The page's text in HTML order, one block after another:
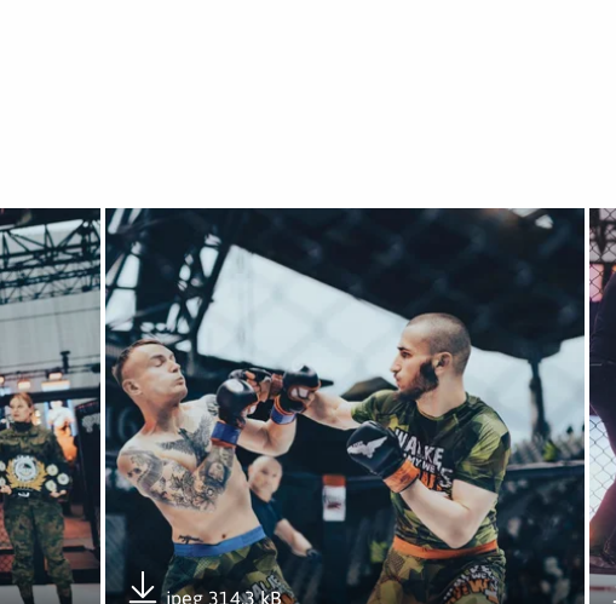
Otwórz załącznik Podwójne podium 6MBOT
jpeg 314,3 kB